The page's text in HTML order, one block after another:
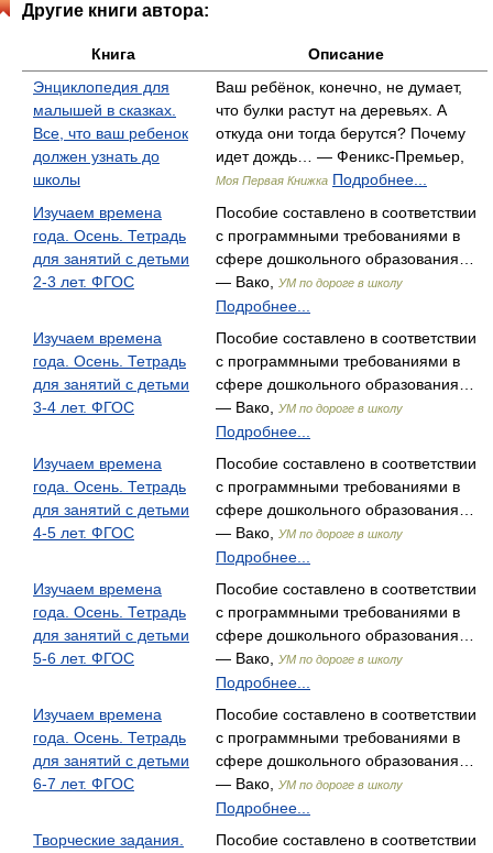
Другие книги автора:
Книга
Описание
Энциклопедия для
малышей в сказках.
Все, что ваш ребенок
должен узнать до
школы
Ваш ребёнок, конечно, не думает,
что булки растут на деревьях. А
откуда они тогда берутся? Почему
идет дождь… — Феникс-Премьер,
Моя Первая Книжка Подробнее...
Изучаем времена
года. Осень. Тетрадь
для занятий с детьми
2-3 лет. ФГОС
Пособие составлено в соответствии
с программными требованиями в
сфере дошкольного образования…
— Вако,
УМ по дороге в школу
Подробнее...
Изучаем времена
года. Осень. Тетрадь
для занятий с детьми
3-4 лет. ФГОС
Пособие составлено в соответствии
с программными требованиями в
сфере дошкольного образования…
— Вако,
УМ по дороге в школу
Подробнее...
Изучаем времена
года. Осень. Тетрадь
для занятий с детьми
4-5 лет. ФГОС
Пособие составлено в соответствии
с программными требованиями в
сфере дошкольного образования…
— Вако,
УМ по дороге в школу
Подробнее...
Изучаем времена
года. Осень. Тетрадь
для занятий с детьми
5-6 лет. ФГОС
Пособие составлено в соответствии
с программными требованиями в
сфере дошкольного образования…
— Вако,
УМ по дороге в школу
Подробнее...
Изучаем времена
года. Осень. Тетрадь
для занятий с детьми
6-7 лет. ФГОС
Пособие составлено в соответствии
с программными требованиями в
сфере дошкольного образования…
— Вако,
УМ по дороге в школу
Подробнее...
Творческие задания.
Пособие составлено в соответствии